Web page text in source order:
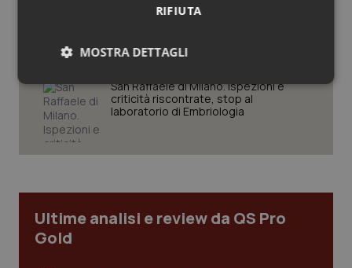
Tumore ovarico
Tumori del Polmone & Testa Collo
Tumori gastrointestinali
Vaccini
Case di comunità. La sfida ora è
San Raffaele di Milano. Ispezioni e
criticità riscontrate, stop al
laboratorio di Embriologia
Ultime analisi e review da QS Pro
Gold
RIFIUTA
MOSTRA DETTAGLI
Necessari Statistici Marketing
Necessari Statistici Marketing
I cookie necessari contribuiscono a rendere fruibile il
sito web abilitandone funzionalità di base quali la